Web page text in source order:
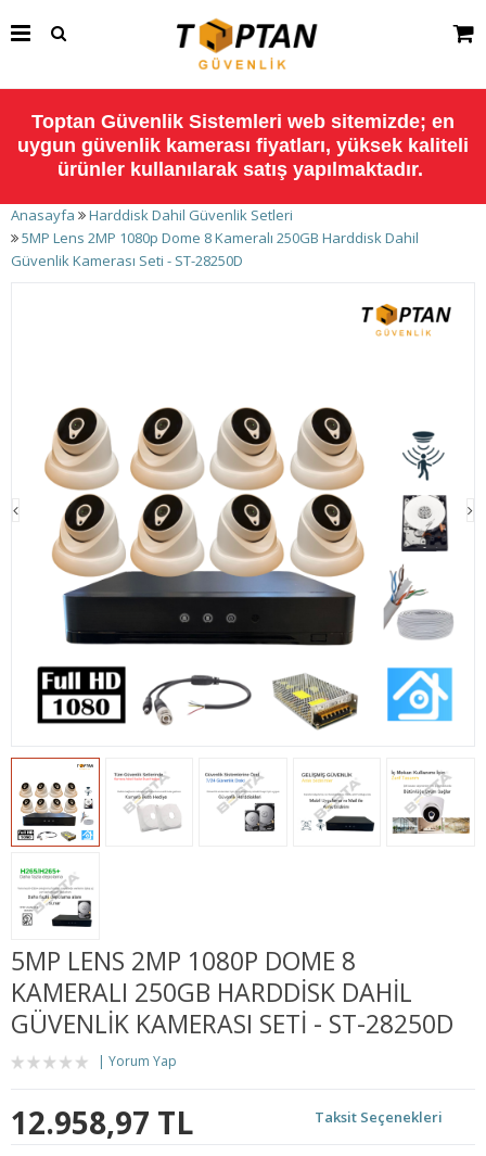
Toptan Güvenlik Sistemleri web sitemizde; en
uygun güvenlik kamerası fiyatları, yüksek kaliteli
ürünler kullanılarak satış yapılmaktadır.
Anasayfa
Harddisk Dahil Güvenlik Setleri
5MP Lens 2MP 1080p Dome 8 Kameralı 250GB Harddisk Dahil
Güvenlik Kamerası Seti - ST-28250D
5MP LENS 2MP 1080P DOME 8
KAMERALI 250GB HARDDISK DAHIL
GÜVENLIK KAMERASI SETI - ST-28250D
Yorum Yap
12.958,97 TL Taksit Seçenekleri